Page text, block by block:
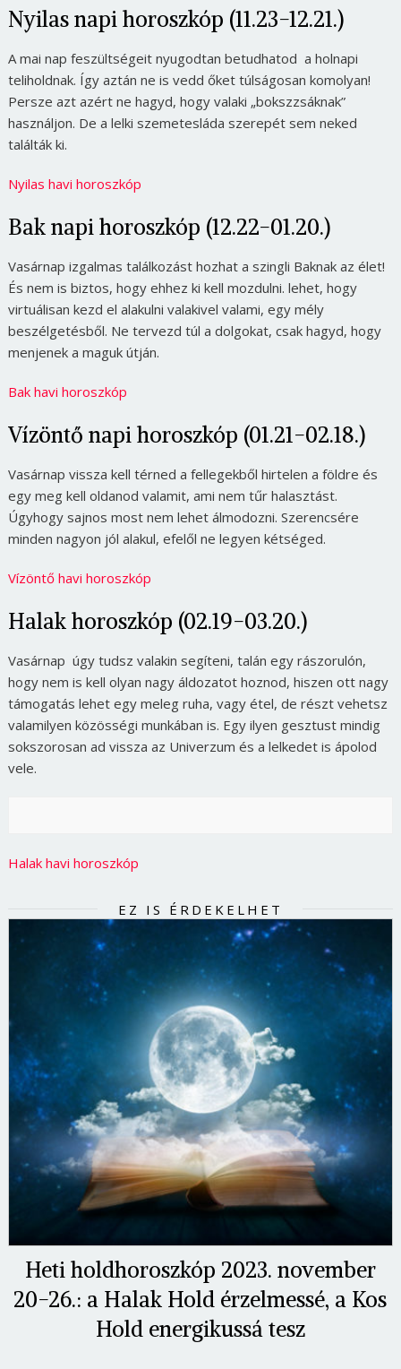
Nyilas napi horoszkóp (11.23-12.21.)
A mai nap feszültségeit nyugodtan betudhatod a holnapi
teliholdnak. Így aztán ne is vedd őket túlságosan komolyan!
Persze azt azért ne hagyd, hogy valaki „bokszzsáknak”
használjon. De a lelki szemetesláda szerepét sem neked
találták ki.
Nyilas havi horoszkóp
Bak napi horoszkóp (12.22-01.20.)
Vasárnap izgalmas találkozást hozhat a szingli Baknak az élet!
És nem is biztos, hogy ehhez ki kell mozdulni. lehet, hogy
virtuálisan kezd el alakulni valakivel valami, egy mély
beszélgetésből. Ne tervezd túl a dolgokat, csak hagyd, hogy
menjenek a maguk útján.
Bak havi horoszkóp
Vízöntő napi horoszkóp (01.21-02.18.)
Vasárnap vissza kell térned a fellegekből hirtelen a földre és
egy meg kell oldanod valamit, ami nem tűr halasztást.
Úgyhogy sajnos most nem lehet álmodozni. Szerencsére
minden nagyon jól alakul, efelől ne legyen kétséged.
Vízöntő havi horoszkóp
Halak horoszkóp (02.19-03.20.)
Vasárnap úgy tudsz valakin segíteni, talán egy rászorulón,
hogy nem is kell olyan nagy áldozatot hoznod, hiszen ott nagy
támogatás lehet egy meleg ruha, vagy étel, de részt vehetsz
valamilyen közösségi munkában is. Egy ilyen gesztust mindig
sokszorosan ad vissza az Univerzum és a lelkedet is ápolod
vele.
Halak havi horoszkóp
EZ IS ÉRDEKELHET
Heti holdhoroszkóp 2023. november
20-26.: a Halak Hold érzelmessé, a Kos
Hold energikussá tesz